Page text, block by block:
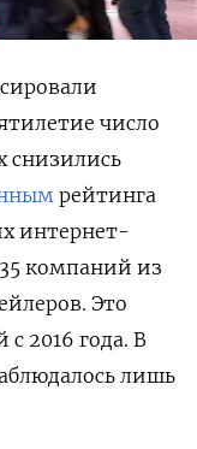
число
снизились
рейтинга
интернет-
компаний из
Это
2016 года. В
лишь